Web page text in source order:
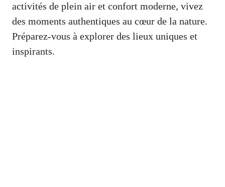
activités de plein air et confort moderne, vivez
des moments authentiques au cœur de la nature.
Préparez-vous à explorer des lieux uniques et
inspirants.